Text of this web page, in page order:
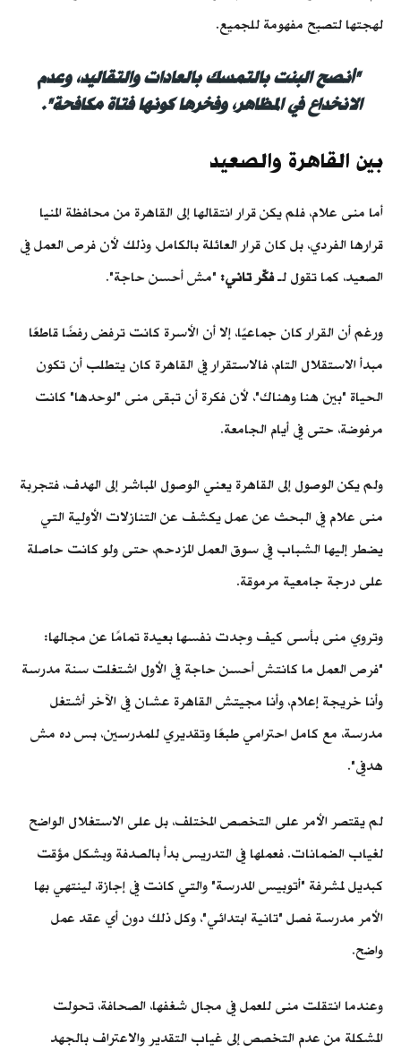
لهجتها لتصبح مفهومة للجميع.
"أنصح البنت بالتمسك بالعادات والتقاليد، وعدم
الانخداع في المظاهر، وفخرها كونها فتاة مكافحة".
بين القاهرة والصعيد
أما منى علام، فلم يكن قرار انتقالها إلى القاهرة من محافظة المنيا
قرارها الفردي، بل كان قرار العائلة بالكامل، وذلك لأن فرص العمل في
الصعيد، كما تقول لـفكّر تاني: "مش أحسن حاجة".
ورغم أن القرار كان جماعيًا، إلا أن الأسرة كانت ترفض رفضًا قاطعًا
مبدأ الاستقلال التام، فالاستقرار في القاهرة كان يتطلب أن تكون
الحياة "بين هنا وهناك"، لأن فكرة أن تبقى منى "لوحدها" كانت
مرفوضة، حتى في أيام الجامعة.
ولم يكن الوصول إلى القاهرة يعني الوصول المباشر إلى الهدف، فتجربة
منى علام في البحث عن عمل يكشف عن التنازلات الأولية التي
يضطر إليها الشباب في سوق العمل المزدحم، حتى ولو كانت حاصلة
على درجة جامعية مرموقة.
وتروي منى بأسى كيف وجدت نفسها بعيدة تمامًا عن مجالها:
"فرص العمل ما كانتش أحسن حاجة في الأول اشتغلت سنة مدرسة
وأنا خريجة إعلام، وأنا مجيتش القاهرة عشان في الآخر أشتغل
مدرسة، مع كامل احترامي طبعًا وتقديري للمدرسين، بس ده مش
هدفي".
لم يقتصر الأمر على التخصص المختلف، بل على الاستغلال الواضح
لغياب الضمانات. فعملها في التدريس بدأ بالصدفة وبشكل مؤقت
كبديل لمشرفة "أتوبيس المدرسة" والتي كانت في إجازة، لينتهي بها
الأمر مدرسة فصل "تانية ابتدائي"، وكل ذلك دون أي عقد عمل
واضح.
وعندما انتقلت منى للعمل في مجال شغفها، الصحافة، تحولت
المشكلة من عدم التخصص إلى غياب التقدير والاعتراف بالجهد